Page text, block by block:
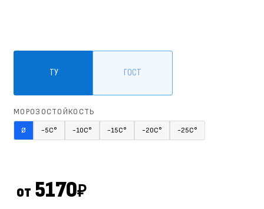
ТУ ГОСТ
МОРОЗОСТОЙКОСТЬ
Ø -5С° -10С° -15С° -20С° -25С°
от 5170₽